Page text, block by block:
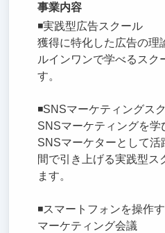
事業内容
◾️実践型広告スクール
獲得に特化した広告の理
ルインワンで学べるスク
す。
◾️SNSマーケティングス
SNSマーケティングを学
SNSマーケターとして活
間で引き上げる実践型ス
ます。
◾️スマートフォンを操作
マーケティング会議